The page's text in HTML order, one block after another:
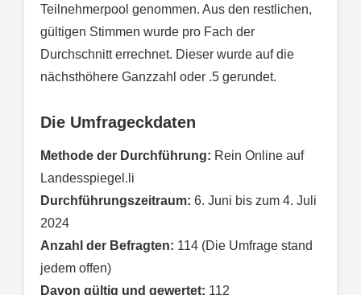
Teilnehmerpool genommen. Aus den restlichen,
gültigen Stimmen wurde pro Fach der
Durchschnitt errechnet. Dieser wurde auf die
nächsthöhere Ganzzahl oder .5 gerundet.
Die Umfrageckdaten
Methode der Durchführung: Rein Online auf
Landesspiegel.li
Durchführungszeitraum: 6. Juni bis zum 4. Juli
2024
Anzahl der Befragten: 114 (Die Umfrage stand
jedem offen)
Davon gültig und gewertet: 112